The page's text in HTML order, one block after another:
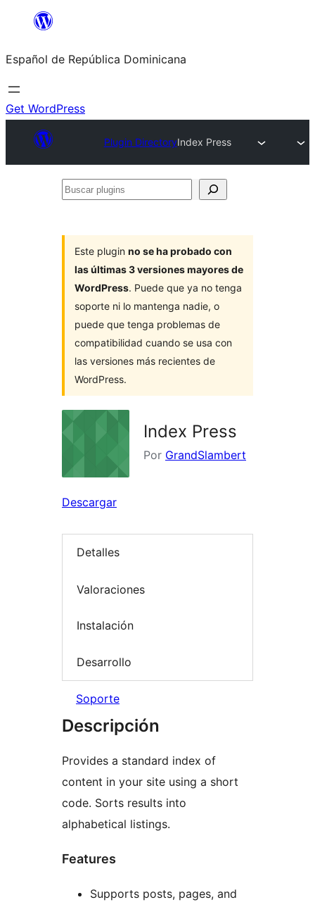
Saltar
contenido
Español de República Dominicana
Get WordPress
Plugin DirectoryIndex Press
Buscar
Este plugin no se ha probado con
las últimas 3 versiones mayores de
WordPress. Puede que ya no tenga
soporte ni lo mantenga nadie, o
puede que tenga problemas de
compatibilidad cuando se usa con
las versiones más recientes de
WordPress.
Index Press
Por GrandSlambert
Descargar
Detalles
Valoraciones
Instalación
Desarrollo
Soporte
Descripción
Provides a standard index of
content in your site using a short
code. Sorts results into
alphabetical listings.
Features
Supports posts, pages, and